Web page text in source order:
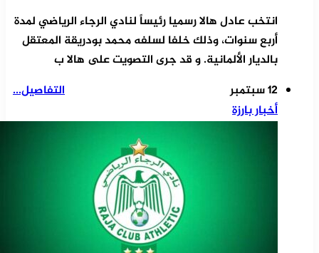
انتخب عادل هالا رسميا رئيساً لنادي الرجاء الرياضي لمدة
أربع سنوات، وذلك خلفا لسلفه محمد بودريقة المعتقل
بالديار الألمانية. و قد جرى التصويت على هالا ب
التفاصيل...
12 سبتمبر
أخبار بارزة